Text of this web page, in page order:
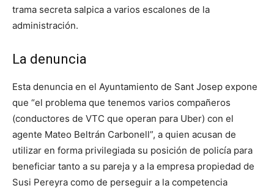
trama secreta salpica a varios escalones de la
administración.
La denuncia
Esta denuncia en el Ayuntamiento de Sant Josep expone
que “el problema que tenemos varios compañeros
(conductores de VTC que operan para Uber) con el
agente Mateo Beltrán Carbonell”, a quien acusan de
utilizar en forma privilegiada su posición de policía para
beneficiar tanto a su pareja y a la empresa propiedad de
Susi Pereyra como de perseguir a la competencia